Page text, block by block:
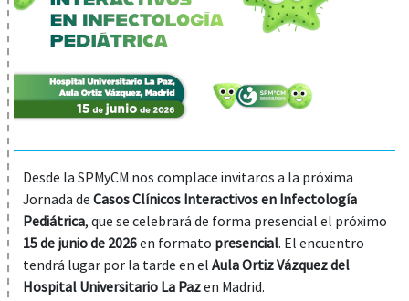
Desde la SPMyCM nos complace invitaros a la próxima
Jornada de Casos Clínicos Interactivos en Infectología
Pediátrica, que se celebrará de forma presencial el próximo
15 de junio de 2026en formato presencial. El encuentro
tendrá lugar por la tarde en el Aula Ortiz Vázquez del
Hospital Universitario La Pazen Madrid.